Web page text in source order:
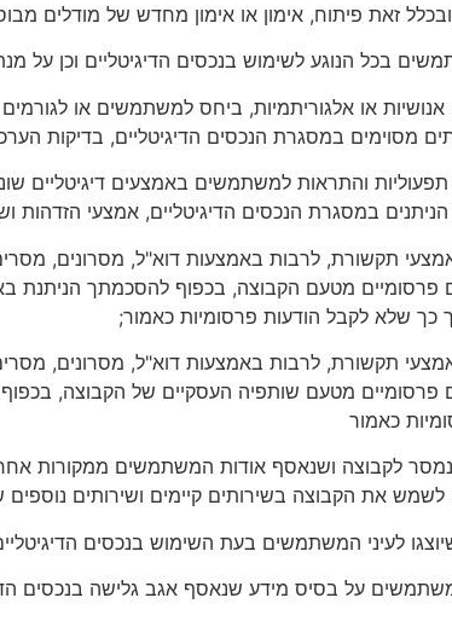
זאת פיתוח, אימון או אימון מחדש של מודלים
בכל הנוגע לשימוש בנכסים הדיגיטליים וכן על
או אלגוריתמיות, ביחס למשתמשים או
מסוימים במסגרת הנכסים הדיגיטליים, בדיקות
במסגרת הנכסים הדיגיטליים, אמצעי הזדהות
פרסומיים מטעם הקבוצה, בכפוף להסכמתך
כך שלא לקבל הודעות פרסומיות כאמור;
פרסומיים מטעם שותפיה העסקיים של הקבוצה,
כאמור
לקבוצה ושנאסף אודות המשתמשים ממקורות אחרים
לשמש את הקבוצה בשירותים קיימים ושירותים
לעיני המשתמשים בעת השימוש בנכסים
על בסיס מידע שנאסף אגב גלישה בנכסים